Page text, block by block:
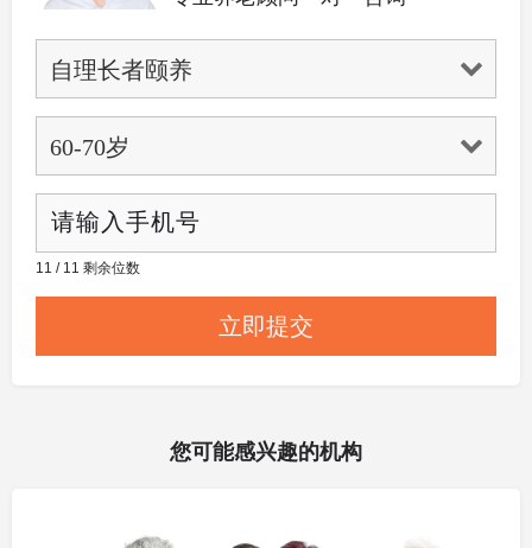
11 / 11 剩余位数
您可能感兴趣的机构